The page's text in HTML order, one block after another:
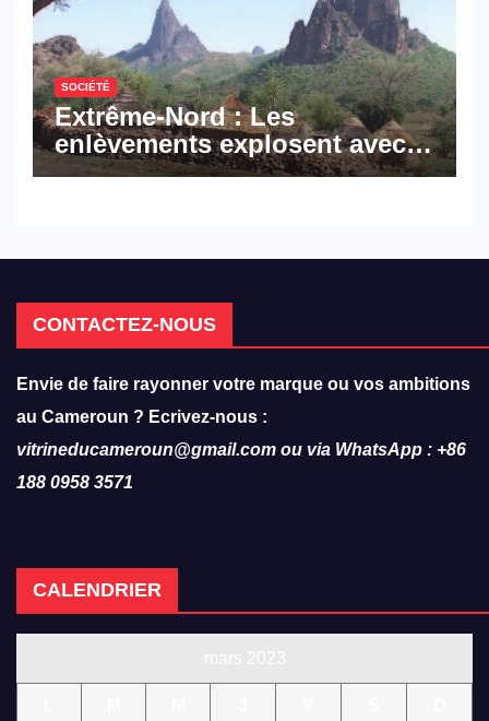
SOCIÉTÉ
Extrême-Nord : Les
enlèvements explosent avec
308 victimes en trois mois
CONTACTEZ-NOUS
Envie de faire rayonner votre marque ou vos ambitions
au Cameroun ? Ecrivez-nous :
vitrineducameroun@gmail.com ou via WhatsApp : +86
188 0958 3571
CALENDRIER